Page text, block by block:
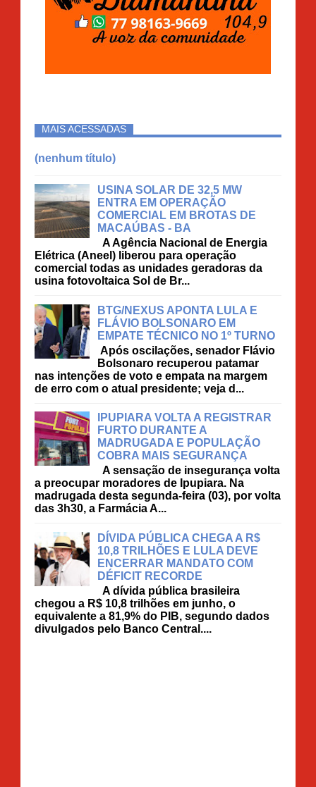
MAIS ACESSADAS
(nenhum título)
USINA SOLAR DE 32,5 MW
ENTRA EM OPERAÇÃO
COMERCIAL EM BROTAS DE
MACAÚBAS - BA
A Agência Nacional de Energia
Elétrica (Aneel) liberou para operação
comercial todas as unidades geradoras da
usina fotovoltaica Sol de Br...
BTG/NEXUS APONTA LULA E
FLÁVIO BOLSONARO EM
EMPATE TÉCNICO NO 1º TURNO
Após oscilações, senador Flávio
Bolsonaro recuperou patamar
nas intenções de voto e empata na margem
de erro com o atual presidente; veja d...
IPUPIARA VOLTA A REGISTRAR
FURTO DURANTE A
MADRUGADA E POPULAÇÃO
COBRA MAIS SEGURANÇA
A sensação de insegurança volta
a preocupar moradores de Ipupiara. Na
madrugada desta segunda-feira (03), por volta
das 3h30, a Farmácia A...
DÍVIDA PÚBLICA CHEGA A R$
10,8 TRILHÕES E LULA DEVE
ENCERRAR MANDATO COM
DÉFICIT RECORDE
A dívida pública brasileira
chegou a R$ 10,8 trilhões em junho, o
equivalente a 81,9% do PIB, segundo dados
divulgados pelo Banco Central....